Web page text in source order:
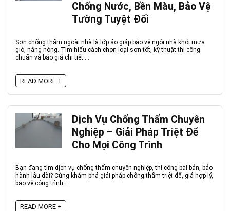
Chống Nước, Bền Màu, Bảo Vệ
Tường Tuyệt Đối
Sơn chống thấm ngoài nhà là lớp áo giáp bảo vệ ngôi nhà khỏi mưa
gió, nắng nóng. Tìm hiểu cách chọn loại sơn tốt, kỹ thuật thi công
chuẩn và báo giá chi tiết ...
READ MORE +
Dịch Vụ Chống Thấm Chuyên
Nghiệp – Giải Pháp Triệt Để
Cho Mọi Công Trình
Bạn đang tìm dịch vụ chống thấm chuyên nghiệp, thi công bài bản, bảo
hành lâu dài? Cùng khám phá giải pháp chống thấm triệt để, giá hợp lý,
bảo vệ công trình ...
READ MORE +